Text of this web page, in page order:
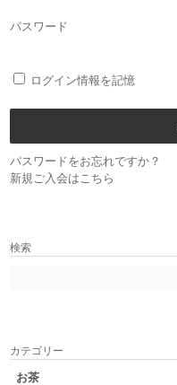
パスワード
ログイン情報を記憶
パスワードをお忘れですか？
新規ご入会はこちら
検索
カテゴリー
お茶